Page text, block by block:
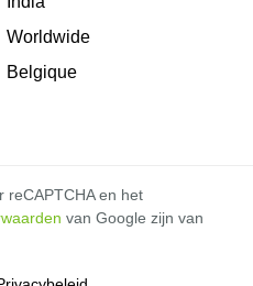
Worldwide
Belgique
reCAPTCHA en het
van Google zijn van